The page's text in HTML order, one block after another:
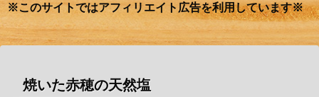
※このサイトではアフィリエイト広告を利用しています※
焼いた赤穂の天然塩